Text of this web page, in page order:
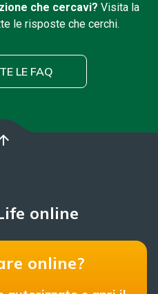
che cercavi? Visita la
le risposte che cerchi.
LE FAQ
online
online?